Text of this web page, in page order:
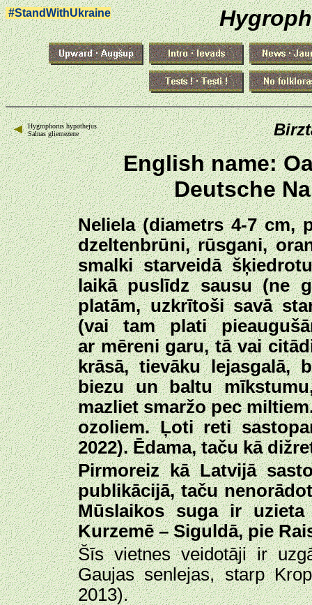
#StandWithUkraine
Hygrophorus hypothejus
Salnas gliemezene
English name:
Deutsche
Neliela (diametrs 4-7 cm,
dzeltenbrūni, rūsgani,
smalki starveidā
laikā puslīdz sausu (ne
platām, uzkrītoši savā
(vai tam plati
ar mēreni garu, tā vai
krāsā, tievāku lejasgalā,
biezu un baltu
mazliet smaržo pec
ozoliem. Ļoti reti
2022). Ēdama, taču kā
Pirmoreiz kā Latvijā
publikācijā, taču
Mūslaikos suga ir
Kurzemē – Siguldā, pie
Šīs vietnes veidotāji ir
Gaujas senlejas, starp
2013).